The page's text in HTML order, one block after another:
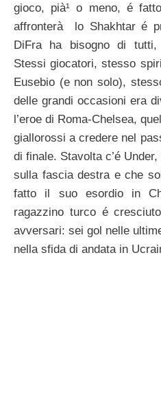
gioco, pià¹ o meno, é
affronterà lo Shakhtar é
DiFra ha bisogno di
Stessi giocatori, stesso
Eusebio (e non solo),
delle grandi occasioni era
l’eroe di Roma-Chelsea,
giallorossi a credere nel
di finale. Stavolta c’é
sulla fascia destra e che
fatto il suo esordio in
ragazzino turco é
avversari: sei gol nelle
nella sfida di andata in